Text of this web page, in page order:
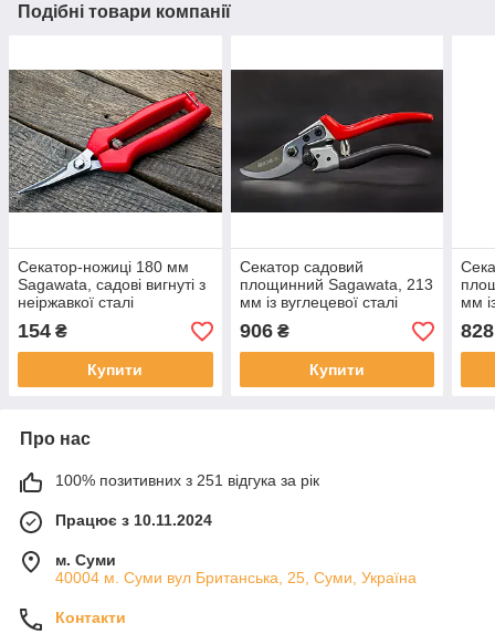
Подібні товари компанії
Секатор-ножиці 180 мм
Sagawata, садові вигнуті з
неіржавкої сталі
154 ₴
Купити
Секатор садовий
площинний Sagawata, 213
мм із вуглецевої сталі
906₴
Купити
мм
828
Про нас
100% позитивних з 251 відгука за рік
Працює з 10.11.2024
м. Суми
40004 м. Суми вул Британська, 25, Суми, Україна
Контакти